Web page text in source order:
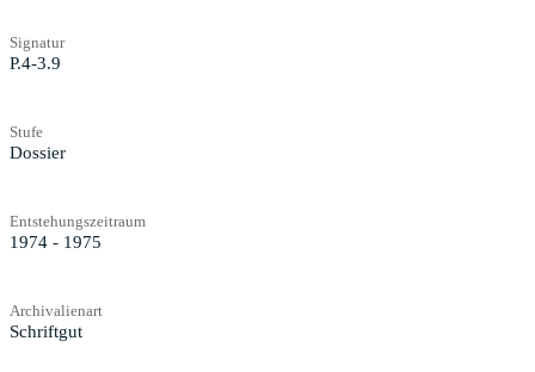
Signatur
P.4-3.9
Stufe
Dossier
Entstehungszeitraum
1974 - 1975
Archivalienart
Schriftgut